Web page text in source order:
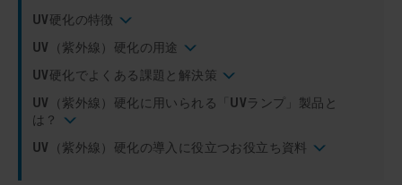
UV硬化の特徴
UV（紫外線）硬化の用途
UV硬化でよくある課題と解決策
UV（紫外線）硬化に用いられる「UVランプ」製品と
は？
UV（紫外線）硬化の導入に役立つお役立ち資料